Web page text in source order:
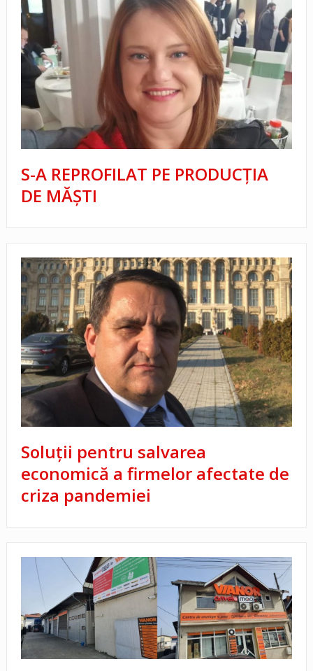
S-A REPROFILAT PE PRODUCŢIA
DE MĂŞTI
Soluții pentru salvarea
economică a firmelor afectate de
criza pandemiei